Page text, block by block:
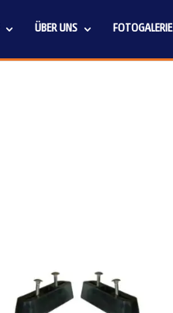
ÜBER UNS FOTOGALERIE